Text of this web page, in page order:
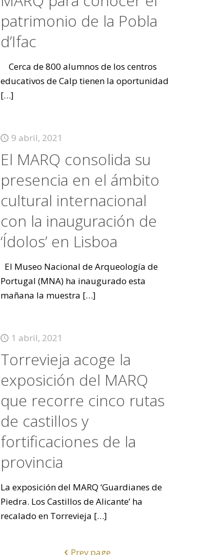
patrimonio de la Pobla
d’Ifac
Cerca de 800 alumnos de los centros
educativos de Calp tienen la oportunidad
[…]
9 abril, 2021
El MARQ consolida su
presencia en el ámbito
cultural internacional
con la inauguración de
‘Ídolos’ en Lisboa
El Museo Nacional de Arqueología de
Portugal (MNA) ha inaugurado esta
mañana la muestra […]
1 abril, 2021
Torrevieja acoge la
exposición del MARQ
que recorre cinco rutas
de castillos y
fortificaciones de la
provincia
La exposición del MARQ ‘Guardianes de
Piedra. Los Castillos de Alicante’ ha
recalado en Torrevieja […]
Prev page